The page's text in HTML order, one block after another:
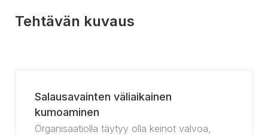
Tehtävän kuvaus
Salausavainten väliaikainen
kumoaminen
Organisaatiolla täytyy olla keinot valvoa,